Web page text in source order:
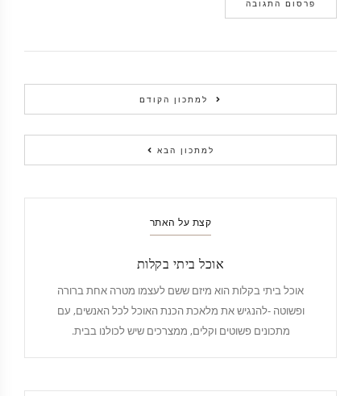
למתכון הקודם
למתכון הבא
קצת על האתר
אוכל ביתי בקלות
אוכל ביתי בקלות הוא מיזם ששם לעצמו מטרה אחת ברורה
ופשוטה -להנגיש את מלאכת הכנת האוכל לכל האנשים, עם
מתכונים פשוטים וקלים, ממצרכים שיש לכולנו בבית.